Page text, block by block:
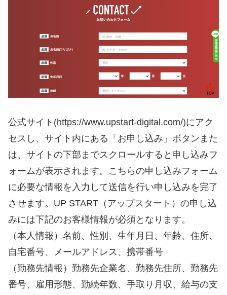
公式サイト(https://www.upstart-digital.com/)にアク
セスし、サイト内にある「お申し込み」ボタンまた
は、サイトの下部までスクロールすると申し込みフ
ォームが表示されます。こちらの申し込みフォーム
に必要な情報を入力して送信を行い申し込みを完了
させます。UP START（アップスタート）の申し込
みには下記のお客様情報が必須となります。
（本人情報）名前、性別、生年月日、年齢、住所、
自宅番号、メールアドレス、携帯番号
（勤務先情報）勤務先企業名、勤務先住所、勤務先
番号、雇用形態、勤続年数、手取り月収、給与の支